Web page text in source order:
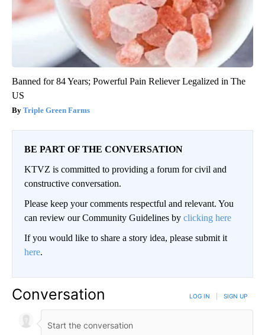
Banned for 84 Years; Powerful Pain Reliever Legalized in The
US
Triple Green Farms
BE PART OF THE CONVERSATION
KTVZ is committed to providing a forum for civil and
constructive conversation.
Please keep your comments respectful and relevant. You
can review our Community Guidelines by clicking here
If you would like to share a story idea, please submit it
here.
Conversation LOG IN SIGN UP